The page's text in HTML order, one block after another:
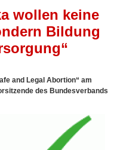
wollen keine
Bildung
and Legal Abortion“ am
des Bundesverbands